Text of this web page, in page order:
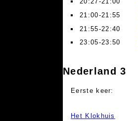
21:00-21:55
21:55-22:40
23:05-23:50
Nederland 3
Eerste keer:
Het Klokhuis